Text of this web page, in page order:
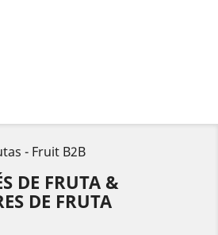
- Fruit B2B
DE FRUTA &
DE FRUTA